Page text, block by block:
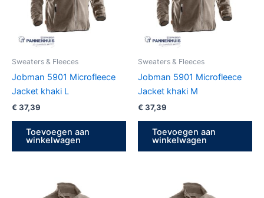
Sweaters & Fleeces
Jobman 5901 Microfleece
Jacket khaki L
€ 37,39
Toevoegen aan
winkelwagen
Sweaters & Fleeces
Jobman 5901 Microfleece
Jacket khaki M
€ 37,39
Toevoegen aan
winkelwagen